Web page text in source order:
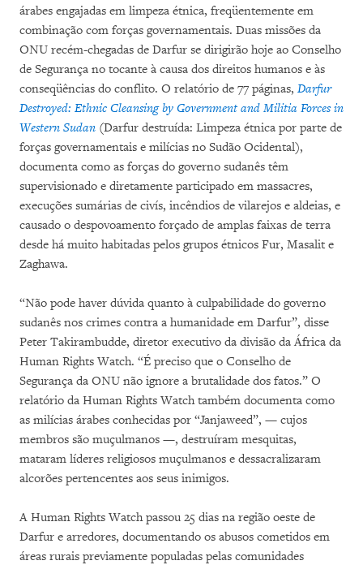
árabes engajadas em limpeza étnica, freqüentemente em
combinação com forças governamentais. Duas missões da
ONU recém-chegadas de Darfur se dirigirão hoje ao Conselho
de Segurança no tocante à causa dos direitos humanos e às
conseqüências do conflito. O relatório de 77 páginas, Darfur
Destroyed: Ethnic Cleansing by Government and Militia Forces in
Western Sudan (Darfur destruída: Limpeza étnica por parte de
forças governamentais e milícias no Sudão Ocidental),
documenta como as forças do governo sudanês têm
supervisionado e diretamente participado em massacres,
execuções sumárias de civís, incêndios de vilarejos e aldeias, e
causado o despovoamento forçado de amplas faixas de terra
desde há muito habitadas pelos grupos étnicos Fur, Masalit e
Zaghawa.
“Não pode haver dúvida quanto à culpabilidade do governo
sudanês nos crimes contra a humanidade em Darfur”, disse
Peter Takirambudde, diretor executivo da divisão da África da
Human Rights Watch. “É preciso que o Conselho de
Segurança da ONU não ignore a brutalidade dos fatos.” O
relatório da Human Rights Watch também documenta como
as milícias árabes conhecidas por “Janjaweed”, — cujos
membros são muçulmanos —, destruíram mesquitas,
mataram líderes religiosos muçulmanos e dessacralizaram
alcorões pertencentes aos seus inimigos.
A Human Rights Watch passou 25 dias na região oeste de
Darfur e arredores, documentando os abusos cometidos em
áreas rurais previamente populadas pelas comunidades